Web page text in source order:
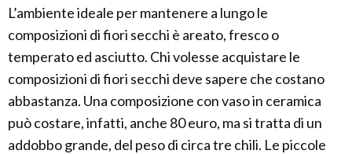
L’ambiente ideale per mantenere a lungo le
composizioni di fiori secchi è areato, fresco o
temperato ed asciutto. Chi volesse acquistare le
composizioni di fiori secchi deve sapere che costano
abbastanza. Una composizione con vaso in ceramica
può costare, infatti, anche 80 euro, ma si tratta di un
addobbo grande, del peso di circa tre chili. Le piccole